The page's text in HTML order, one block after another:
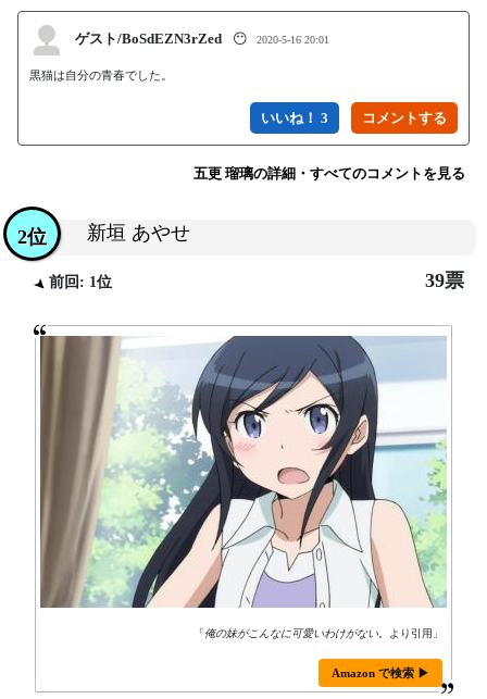
ゲスト/BoSdEZN3rZed 😶 2020-5-16 20:01
黒猫は自分の青春でした。
いいね！ 3
五更 瑠璃の詳細・すべてのコメントを見る
新垣 あやせ
2位
前回: 1位 39票
「俺の妹がこんなに可愛いわけがない。 より引用」
Amazon で検索 ▶